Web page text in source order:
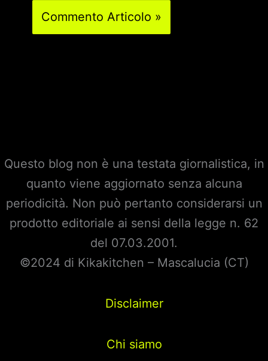
Questo blog non è una testata giornalistica, in
quanto viene aggiornato senza alcuna
periodicità. Non può pertanto considerarsi un
prodotto editoriale ai sensi della legge n. 62
del 07.03.2001.
©2024 di Kikakitchen – Mascalucia (CT)
Disclaimer
Chi siamo